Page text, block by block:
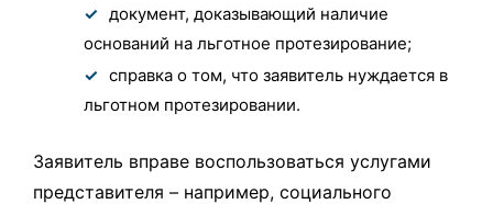
документ, доказывающий наличие
оснований на льготное протезирование;
справка о том, что заявитель нуждается в
льготном протезировании.
Заявитель вправе воспользоваться услугами
представителя – например, социального